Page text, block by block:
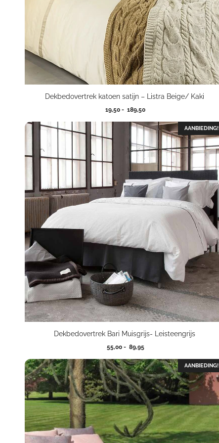
Dekbedovertrek katoen satijn – Listra Beige/ Kaki
19,50 - 189,50Prijsklasse:
tot
189,50
AANBIEDING!
Dekbedovertrek Bari Muisgrijs- Leisteengrijs
55,00 - 89,95Prijsklasse:
tot
89,95
AANBIEDING!